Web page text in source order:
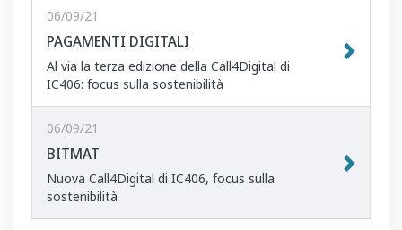
06/09/21
PAGAMENTI DIGITALI
Al via la terza edizione della Call4Digital di
IC406: focus sulla sostenibilità
06/09/21
BITMAT
Nuova Call4Digital di IC406, focus sulla
sostenibilità